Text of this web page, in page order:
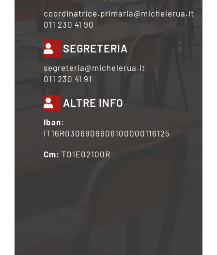
coordinatrice.primaria@michelerua.it
011 230 41 90
SEGRETERIA
segreteria@michelerua.it
011 230 41 91
ALTRE INFO
Iban:
IT16R0306909606100000116125
Cm: TO1E02100R